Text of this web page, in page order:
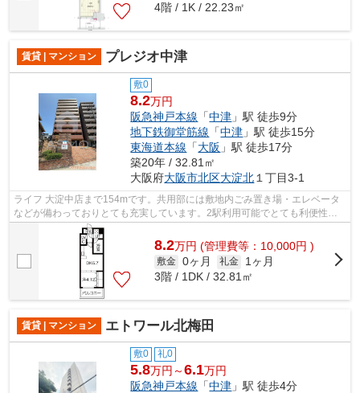
4階 / 1K / 22.23㎡
賃貸 | マンション プレジオ中津
敷0
8.2万円
阪急神戸本線 「中津 」駅 徒歩9分
地下鉄御堂筋線 「中津 」駅 徒歩15分
東海道本線 「大阪 」駅 徒歩17分
築20年 / 32.81㎡
大阪府大阪市北区大淀北 １丁目3-1
ライフ 大淀中店まで154mです。共用部には敷地内ごみ置き場・エレベータ
などが備わっておりとても充実しています。2駅利用可能でとても利便性の
高いマンションです。駅から徒歩9分の物...
8.2万円 (管理費等：10,000円 )
敷金 0ヶ月 礼金
1ヶ月
3階 / 1DK / 32.81㎡
賃貸 | マンション エトワール北梅田
敷0 礼0
5.8万円～6.1万円
阪急神戸本線 「中津 」駅 徒歩4分